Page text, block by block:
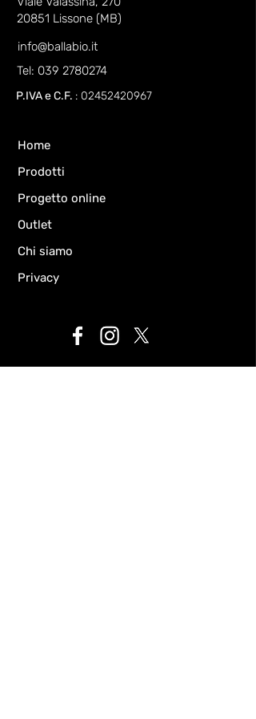
20851 Lissone (MB)
info@ballabio.it
Tel: 039 2780274
P.IVA e C.F. : 02452420967
Home
Prodotti
Progetto online
Outlet
Chi siamo
Privacy